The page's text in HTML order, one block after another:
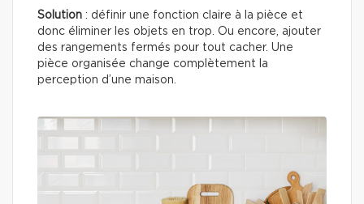
Solution : définir une fonction claire à la pièce et
donc éliminer les objets en trop. Ou encore, ajouter
des rangements fermés pour tout cacher. Une
pièce organisée change complètement la
perception d’une maison.